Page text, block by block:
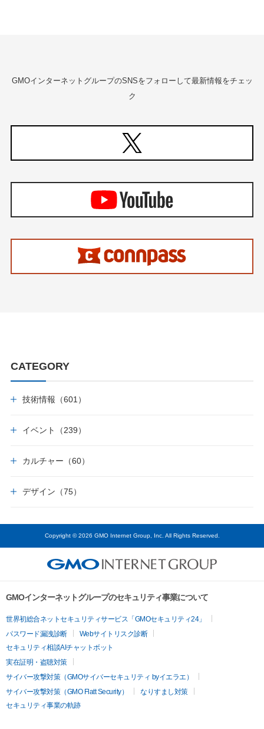
GMOインターネットグループのSNSをフォローして最新情報をチェッ
ク
CATEGORY
技術情報（601）
イベント（239）
カルチャー（60）
デザイン（75）
Copyright © 2026 GMO Internet Group, Inc. All Rights Reserved.
GMOインターネットグループのセキュリティ事業について
世界初総合ネットセキュリティサービス「GMOセキュリティ24」
パスワード漏洩診断
Webサイトリスク診断
セキュリティ相談AIチャットボット
実在証明・盗聴対策
サイバー攻撃対策（GMOサイバーセキュリティ byイエラエ）
サイバー攻撃対策（GMO Flatt Security）
なりすまし対策
セキュリティ事業の軌跡